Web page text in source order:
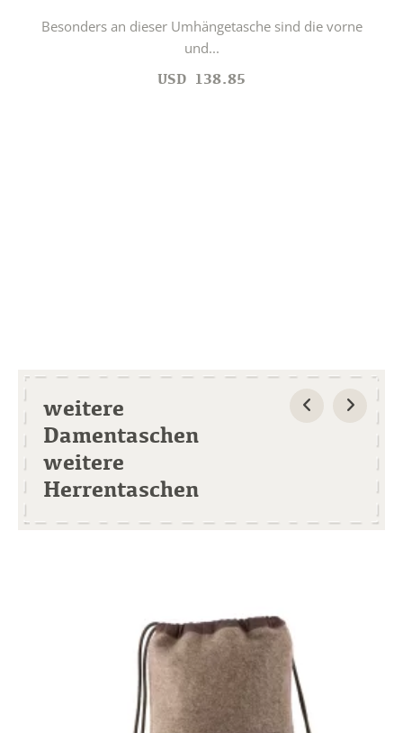
Besonders an dieser Umhängetasche sind die vorne
und...
USD 138.85
weitere
Damentaschen
weitere
Herrentaschen